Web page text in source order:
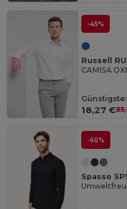
-45%
Russell
Günstigste:
18,27 €
-60%
Spasso